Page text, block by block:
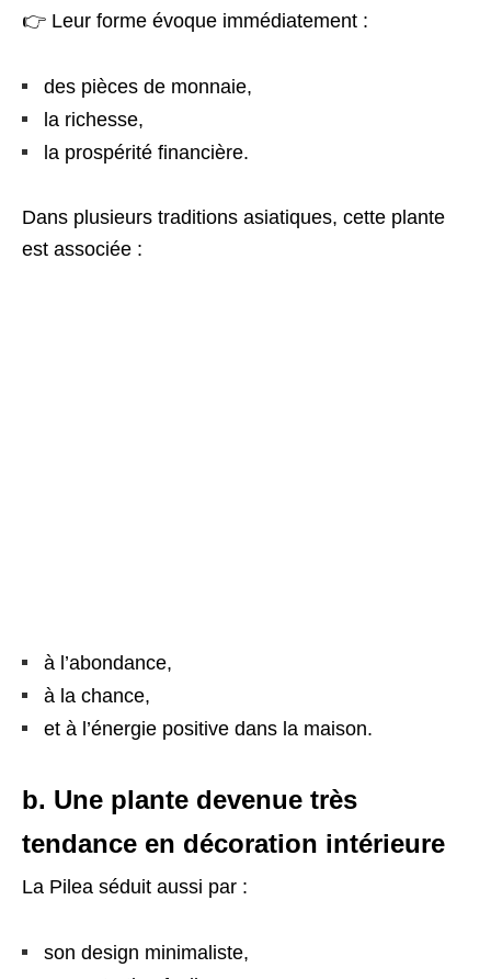
👉 Leur forme évoque immédiatement :
des pièces de monnaie,
la richesse,
la prospérité financière.
Dans plusieurs traditions asiatiques, cette plante
est associée :
à l’abondance,
à la chance,
et à l’énergie positive dans la maison.
b. Une plante devenue très
tendance en décoration intérieure
La Pilea séduit aussi par :
son design minimaliste,